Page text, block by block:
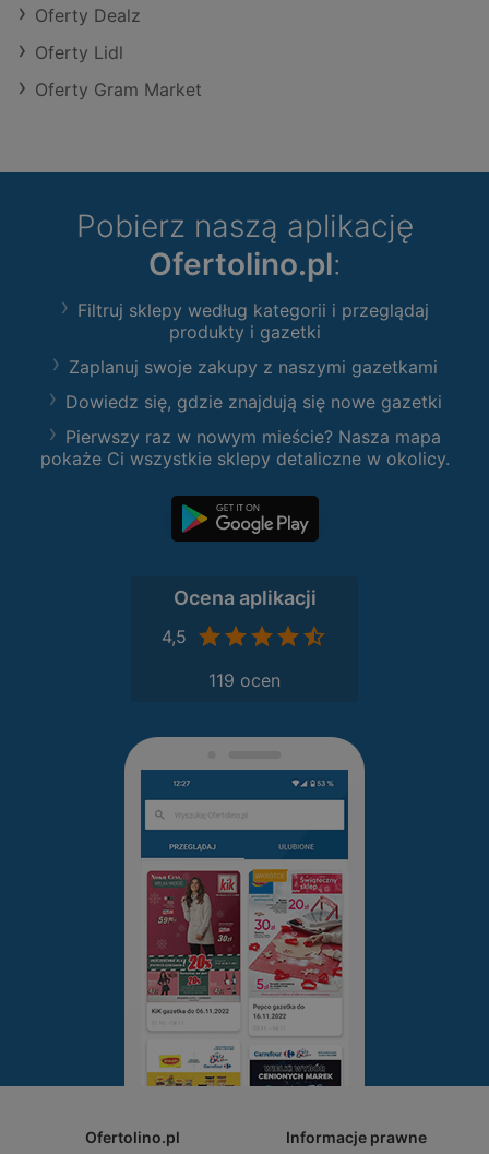
Oferty Dealz
Oferty Lidl
Oferty Gram Market
Pobierz naszą aplikację
Ofertolino.pl:
Filtruj sklepy według kategorii i przeglądaj
produkty i gazetki
Zaplanuj swoje zakupy z naszymi gazetkami
Dowiedz się, gdzie znajdują się nowe gazetki
Pierwszy raz w nowym mieście? Nasza mapa
pokaże Ci wszystkie sklepy detaliczne w okolicy.
Ocena aplikacji
4,5
119 ocen
Ofertolino.pl Informacje prawne